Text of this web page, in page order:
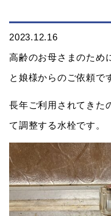
2023.12.16
高齢のお母さまのため
と娘様からのご依頼で
長年ご利用されてきた
て調整する水栓です。